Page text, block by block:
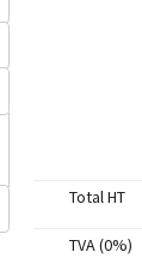
Total HT
TVA (0%)